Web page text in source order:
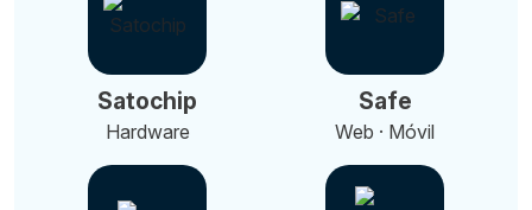
Satochip
Hardware
Safe
Web · Móvil